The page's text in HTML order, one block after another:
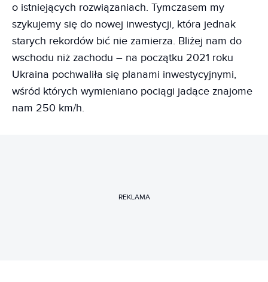
o istniejących rozwiązaniach. Tymczasem my
szykujemy się do nowej inwestycji, która jednak
starych rekordów bić nie zamierza. Bliżej nam do
wschodu niż zachodu – na początku 2021 roku
Ukraina pochwaliła się planami inwestycyjnymi,
wśród których wymieniano pociągi jadące znajome
nam 250 km/h.
REKLAMA